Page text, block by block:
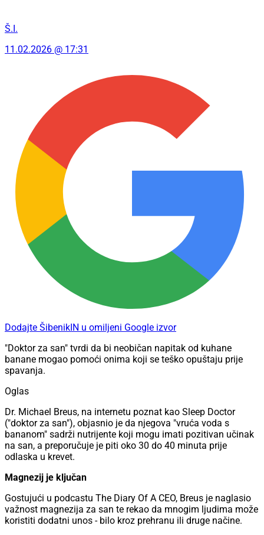
Š.I.
11.02.2026 @ 17:31
Dodajte ŠibenikIN u omiljeni Google izvor
"Doktor za san" tvrdi da bi neobičan napitak od kuhane
banane mogao pomoći onima koji se teško opuštaju prije
spavanja.
Oglas
Dr. Michael Breus, na internetu poznat kao Sleep Doctor
("doktor za san"), objasnio je da njegova "vruća voda s
bananom" sadrži nutrijente koji mogu imati pozitivan učinak
na san, a preporučuje je piti oko 30 do 40 minuta prije
odlaska u krevet.
Magnezij je ključan
Gostujući u podcastu The Diary Of A CEO, Breus je naglasio
važnost magnezija za san te rekao da mnogim ljudima može
koristiti dodatni unos - bilo kroz prehranu ili druge načine.